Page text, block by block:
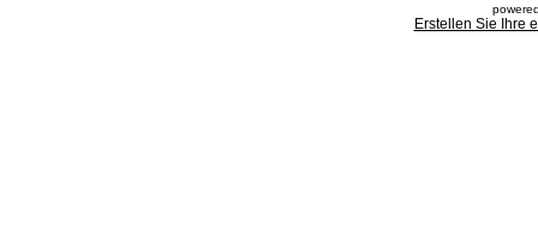
Erstellen Sie Ihre